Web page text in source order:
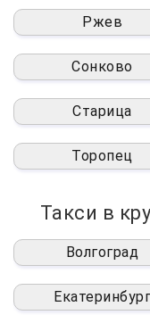
Ржев
Сонково
Старица
Торопец
Такси в
Волгоград
Екатеринбург